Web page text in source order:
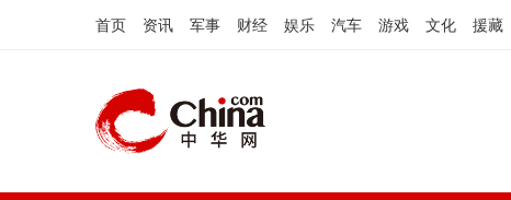
首页 资讯 军事 财经 娱乐 汽车 游戏 文化 援藏